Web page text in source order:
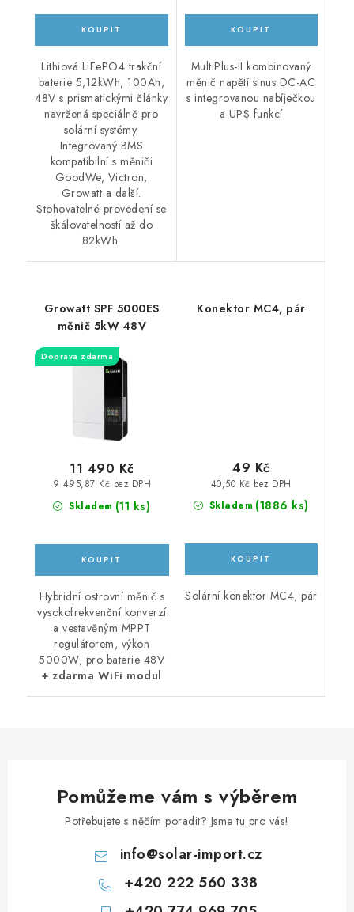
Lithiová LiFePO4 trakční
baterie 5,12kWh, 100Ah,
48V s prismatickými články
navržená speciálně pro
solární systémy.
Integrovaný BMS
kompatibilní s měniči
GoodWe, Victron,
Growatt a další.
Stohovatelné provedení se
škálovatelností až do
82kWh.
MultiPlus-II kombinovaný
měnič napětí sinus DC-AC
s integrovanou nabíječkou
a UPS funkcí
Growatt SPF 5000ES
měnič 5kW 48V
Doprava zdarma
Skladem (11 ks)
9 495,87 Kč bez DPH
11 490 Kč
Hybridní ostrovní měnič s
vysokofrekvenční konverzí
a vestavěným MPPT
regulátorem, výkon
5000W, pro baterie 48V
+ zdarma WiFi modul
Konektor MC4, pár
Skladem (1886 ks)
40,50 Kč bez DPH
49 Kč
Solární konektor MC4, pár
Pomůžeme vám s výběrem
Potřebujete s něčím poradit? Jsme tu pro vás!
info@solar-import.cz
+420 222 560 338